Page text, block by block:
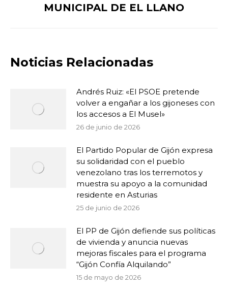
MUNICIPAL DE EL LLANO
Noticias Relacionadas
Andrés Ruiz: «El PSOE pretende
volver a engañar a los gijoneses con
los accesos a El Musel»
26 de junio de 2026
El Partido Popular de Gijón expresa
su solidaridad con el pueblo
venezolano tras los terremotos y
muestra su apoyo a la comunidad
residente en Asturias
25 de junio de 2026
El PP de Gijón defiende sus políticas
de vivienda y anuncia nuevas
mejoras fiscales para el programa
“Gijón Confía Alquilando”
15 de mayo de 2026